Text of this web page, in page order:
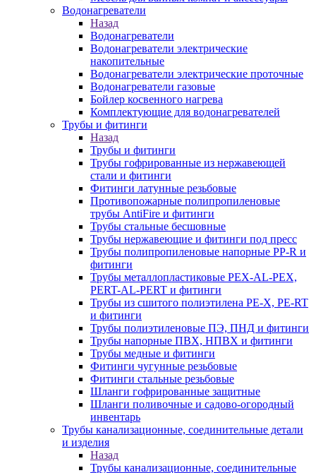
Водонагреватели
Назад
Водонагреватели
Водонагреватели электрические
накопительные
Водонагреватели электрические проточные
Водонагреватели газовые
Бойлер косвенного нагрева
Комплектующие для водонагревателей
Трубы и фитинги
Назад
Трубы и фитинги
Трубы гофрированные из нержавеющей
стали и фитинги
Фитинги латунные резьбовые
Противопожарные полипропиленовые
трубы AntiFire и фитинги
Трубы стальные бесшовные
Трубы нержавеющие и фитинги под пресс
Трубы полипропиленовые напорные PP-R и
фитинги
Трубы металлопластиковые PEX-AL-PEX,
PERT-AL-PERT и фитинги
Трубы из сшитого полиэтилена PE-X, PE-RT
и фитинги
Трубы полиэтиленовые ПЭ, ПНД и фитинги
Трубы напорные ПВХ, НПВХ и фитинги
Трубы медные и фитинги
Фитинги чугунные резьбовые
Фитинги стальные резьбовые
Шланги гофрированные защитные
Шланги поливочные и садово-огородный
инвентарь
Трубы канализационные, соединительные детали
и изделия
Назад
Трубы канализационные, соединительные